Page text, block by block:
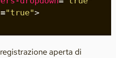
="true">
aperta di